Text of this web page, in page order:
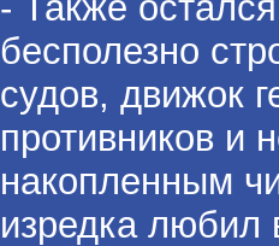
бесполезно
судов, движок
противников и
накопленным
изредка любил